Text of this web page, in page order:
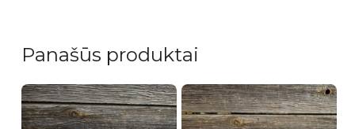
Panašūs produktai